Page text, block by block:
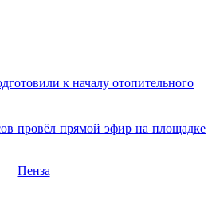
к началу отопительного
провёл прямой эфир на площадке
Пенза